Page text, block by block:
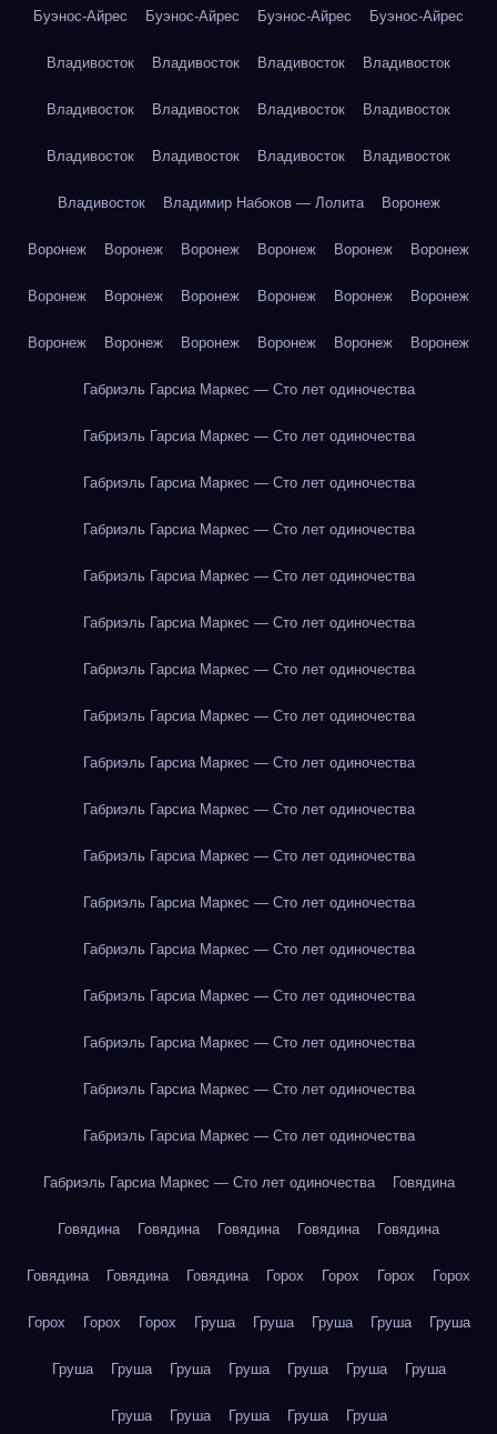
Буэнос-Айрес Буэнос-Айрес Буэнос-Айрес Буэнос-Айрес
Владивосток Владивосток Владивосток Владивосток
Владивосток Владивосток Владивосток Владивосток
Владивосток Владивосток Владивосток Владивосток
Владивосток Владимир Набоков — Лолита Воронеж
Воронеж Воронеж Воронеж Воронеж Воронеж Воронеж
Воронеж Воронеж Воронеж Воронеж Воронеж Воронеж
Воронеж Воронеж Воронеж Воронеж Воронеж Воронеж
Габриэль Гарсиа Маркес — Сто лет одиночества
Габриэль Гарсиа Маркес — Сто лет одиночества
Габриэль Гарсиа Маркес — Сто лет одиночества
Габриэль Гарсиа Маркес — Сто лет одиночества
Габриэль Гарсиа Маркес — Сто лет одиночества
Габриэль Гарсиа Маркес — Сто лет одиночества
Габриэль Гарсиа Маркес — Сто лет одиночества
Габриэль Гарсиа Маркес — Сто лет одиночества
Габриэль Гарсиа Маркес — Сто лет одиночества
Габриэль Гарсиа Маркес — Сто лет одиночества
Габриэль Гарсиа Маркес — Сто лет одиночества
Габриэль Гарсиа Маркес — Сто лет одиночества
Габриэль Гарсиа Маркес — Сто лет одиночества
Габриэль Гарсиа Маркес — Сто лет одиночества
Габриэль Гарсиа Маркес — Сто лет одиночества
Габриэль Гарсиа Маркес — Сто лет одиночества
Габриэль Гарсиа Маркес — Сто лет одиночества
Габриэль Гарсиа Маркес — Сто лет одиночества Говядина
Говядина Говядина Говядина Говядина Говядина
Говядина Говядина Говядина Горох Горох Горох Горох
Горох Горох Горох Груша Груша Груша Груша Груша
Груша Груша Груша Груша Груша Груша Груша
Груша Груша Груша Груша Груша